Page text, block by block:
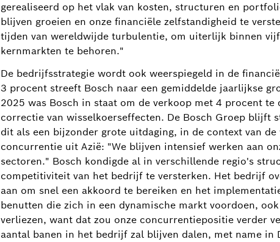
gerealiseerd op het vlak van kosten, structuren en
blijven groeien en onze financiële zelfstandigheid te
tijden van wereldwijde turbulentie, om uiterlijk binnen
kernmarkten te behoren."
De bedrijfsstrategie wordt ook weerspiegeld in de
3 procent streeft Bosch naar een gemiddelde jaarlijkse
2025 was Bosch in staat om de verkoop met 4 procent
correctie van wisselkoerseffecten. De Bosch Groep blijft
dit als een bijzonder grote uitdaging, in de context van
concurrentie uit Azië: "We blijven intensief werken aan
sectoren." Bosch kondigde al in verschillende regio's
competitiviteit van het bedrijf te versterken. Het bedrijf
aan om snel een akkoord te bereiken en het
benutten die zich in een dynamische markt voordoen,
verliezen, want dat zou onze concurrentiepositie verder
aantal banen in het bedrijf zal blijven dalen, met name in